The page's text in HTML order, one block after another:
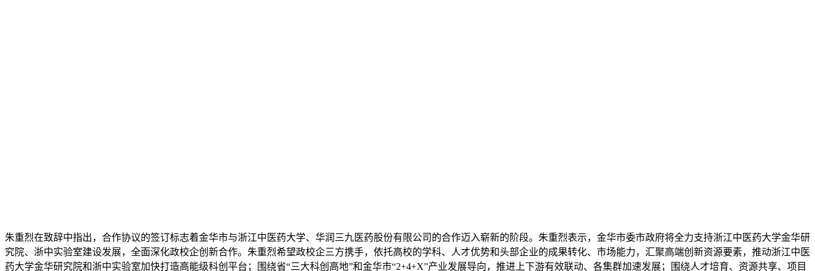
朱重烈在致辞中指出，合作协议的签订标志着金华市与浙江中医药大学、华润三九医药股份有限公司的合作迈入崭新的阶段。朱重烈表示，金华市委市政府将全力支持浙江中医药大学金华研
究院、浙中实验室建设发展，全面深化政校企创新合作。朱重烈希望政校企三方携手，依托高校的学科、人才优势和头部企业的成果转化、市场能力，汇聚高端创新资源要素，推动浙江中医
药大学金华研究院和浙中实验室加快打造高能级科创平台；围绕省“三大科创高地”和金华市“2+4+X”产业发展导向，推进上下游有效联动、各集群加速发展；围绕人才培育、资源共享、项目